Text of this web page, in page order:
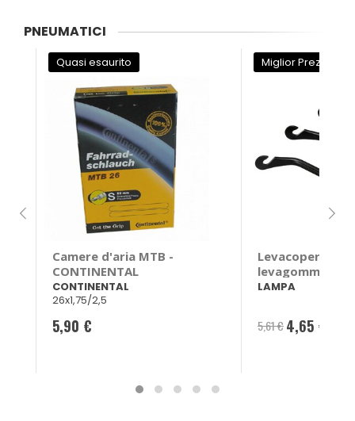
PNEUMATICI
Quasi esaurito
Camere d'aria MTB -
CONTINENTAL
CONTINENTAL
26x1,75/2,5
5,90 €
Miglior Prezzo
Levacopertoni
levagomme in
- LAMPA
LAMPA
5,61 € Prezzo
4,65 €